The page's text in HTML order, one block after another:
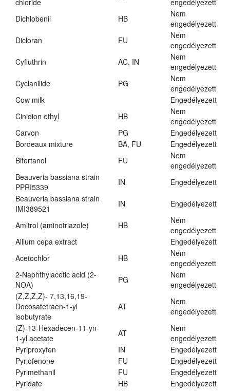
chloride
engedélyezett
Dichlobenil
HB
Nem
engedélyezett
Dicloran
FU
Nem
engedélyezett
Cyfluthrin
AC, IN
Nem
engedélyezett
Cyclanilide
PG
Nem
engedélyezett
Cow milk
Engedélyezett
Cinidion ethyl
HB
Nem
engedélyezett
Carvon
PG
Engedélyezett
Bordeaux mixture
BA, FU
Engedélyezett
Bitertanol
FU
Nem
engedélyezett
Beauveria bassiana strain
PPRI5339
IN
Engedélyezett
Beauveria bassiana strain
IMI389521
IN Engedélyezett
Amitrol (aminotriazole) HB
Nem
engedélyezett
Allium cepa extract
Engedélyezett
Acetochlor
HB
Nem
engedélyezett
2-Naphthylacetic acid (2-
NOA)
PG
Nem
engedélyezett
(Z,Z,Z,Z)- 7,13,16,19-
Docosatetraen-1-yl
isobutyrate
AT
Nem
engedélyezett
(Z)-13-Hexadecen-11-yn-
1-yl acetate
AT
Nem
engedélyezett
Pyriproxyfen
IN
Engedélyezett
Pyriofenone
FU
Engedélyezett
Pyrimethanil
FU
Engedélyezett
Pyridate
HB
Engedélyezett